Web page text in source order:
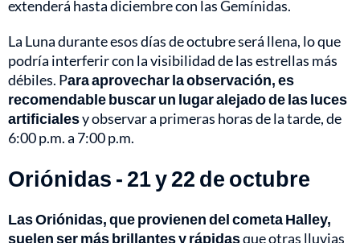
extenderá hasta diciembre con las Gemínidas.
La Luna durante esos días de octubre será llena, lo que
podría interferir con la visibilidad de las estrellas más
débiles. Para aprovechar la observación, es
recomendable buscar un lugar alejado de las luces
artificialesy observar a primeras horas de la tarde, de
6:00 p.m. a 7:00 p.m.
Oriónidas - 21 y 22 de octubre
Las Oriónidas, que provienen del cometa Halley,
suelen ser más brillantes y rápidasque otras lluvias